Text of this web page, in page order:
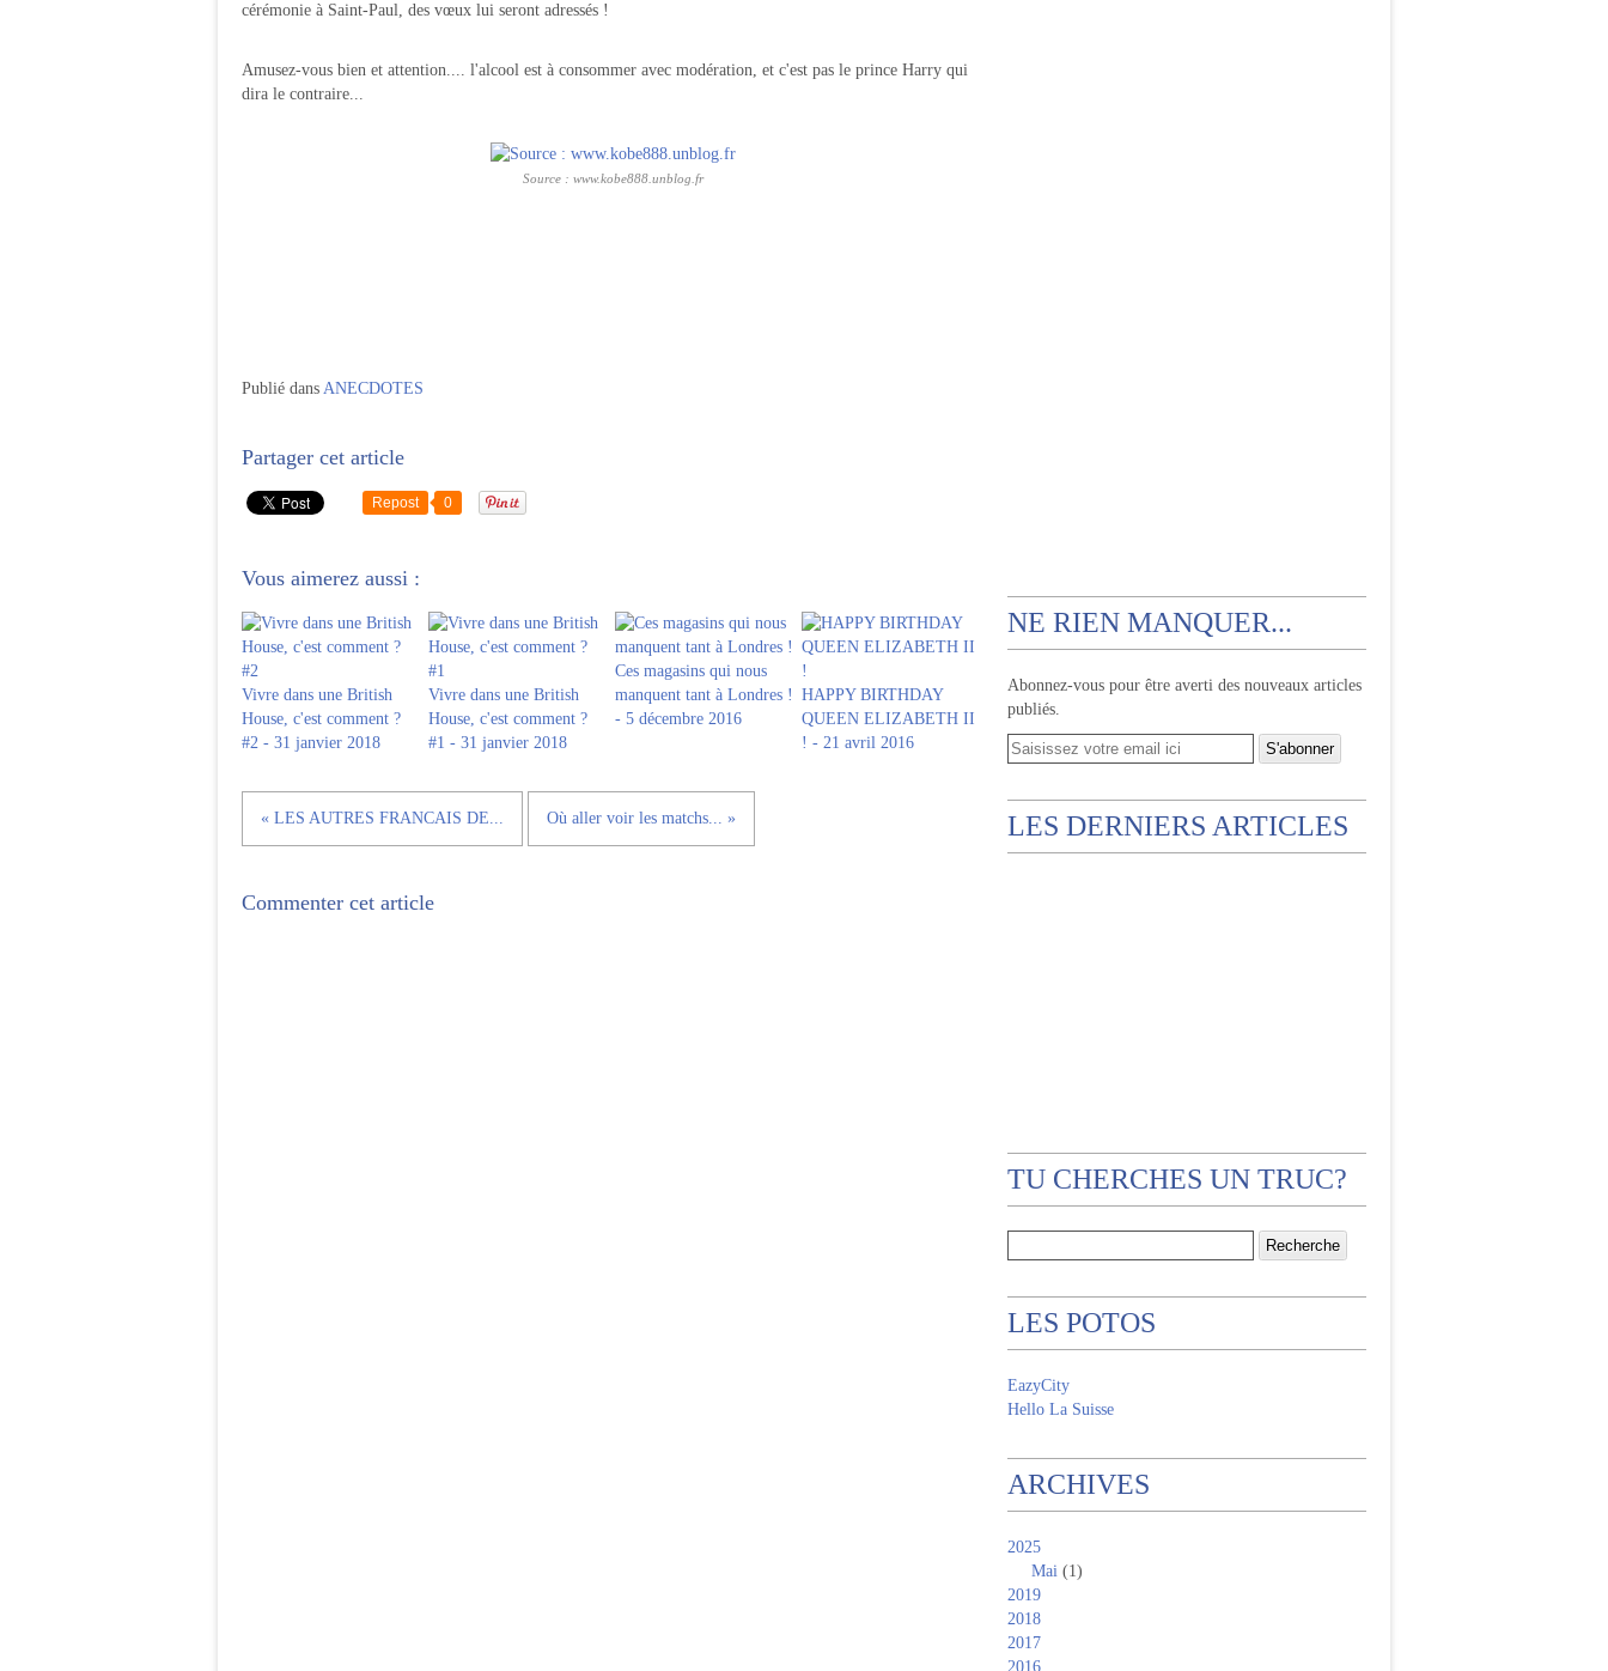
cérémonie à Saint-Paul, des vœux lui seront adressés !
Amusez-vous bien et attention.... l'alcool est à consommer avec modération, et c'est pas le prince Harry qui
dira le contraire...
Source : www.kobe888.unblog.fr
Publié dans ANECDOTES
Partager cet article
Repost 0
Vous aimerez aussi :
Vivre dans une British
House, c'est comment ?
#2 - 31 janvier 2018
Vivre dans une British
House, c'est comment ?
#1 - 31 janvier 2018
Ces magasins qui nous
manquent tant à Londres !
- 5 décembre 2016
HAPPY BIRTHDAY
QUEEN ELIZABETH II
! - 21 avril 2016
« LES AUTRES FRANCAIS DE... Où aller voir les matchs... »
Commenter cet article
NE RIEN MANQUER...
Abonnez-vous pour être averti des nouveaux articles
publiés.
LES DERNIERS ARTICLES
TU CHERCHES UN TRUC?
LES POTOS
EazyCity
Hello La Suisse
ARCHIVES
2025
Mai (1)
2019
2018
2017
2016